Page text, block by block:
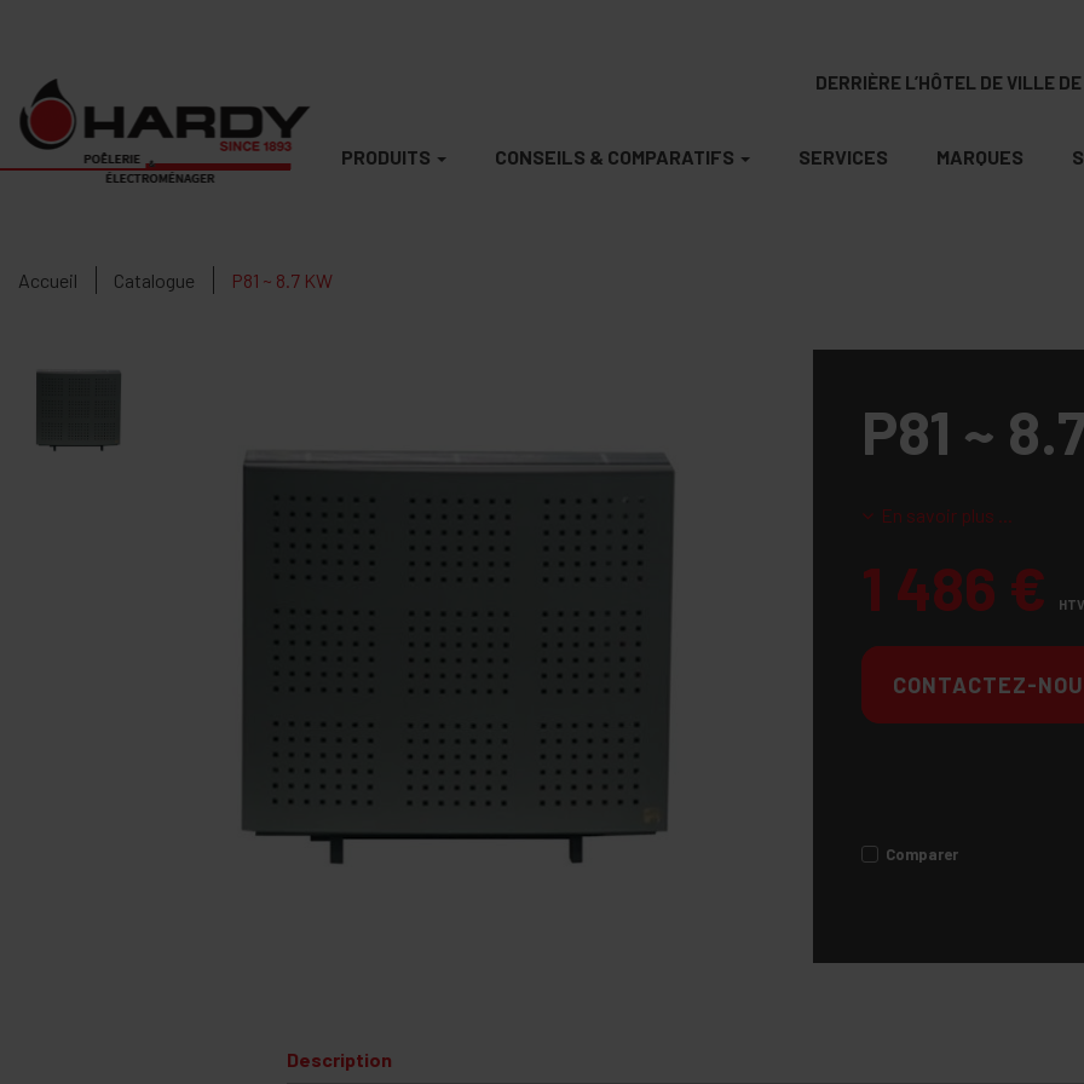
DERRIÈRE L’HÔTEL DE VILLE
PRODUITS CONSEILS & COMPARATIFS SERVICES MARQUES
Accueil Catalogue P81 ~ 8.7 KW
P81 ~
En savoir plus ...
1 486 €
CONTACTEZ-
Comparer
Description